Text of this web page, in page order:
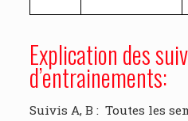
Explication des
d’entrainements:
Suivis A, B : Toutes les